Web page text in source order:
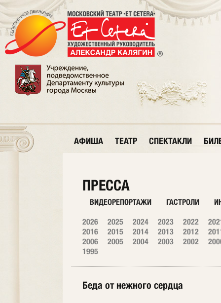
АФИША ТЕАТР СПЕКТАКЛИ
ПРЕССА
ВИДЕОРЕПОРТАЖИ ГАСТРОЛИ
2026 2025 2024 2023 2022
2016
2015 2014 2013 2012
2006
2005 2004 2003 2002
1995
Беда от нежного сердца